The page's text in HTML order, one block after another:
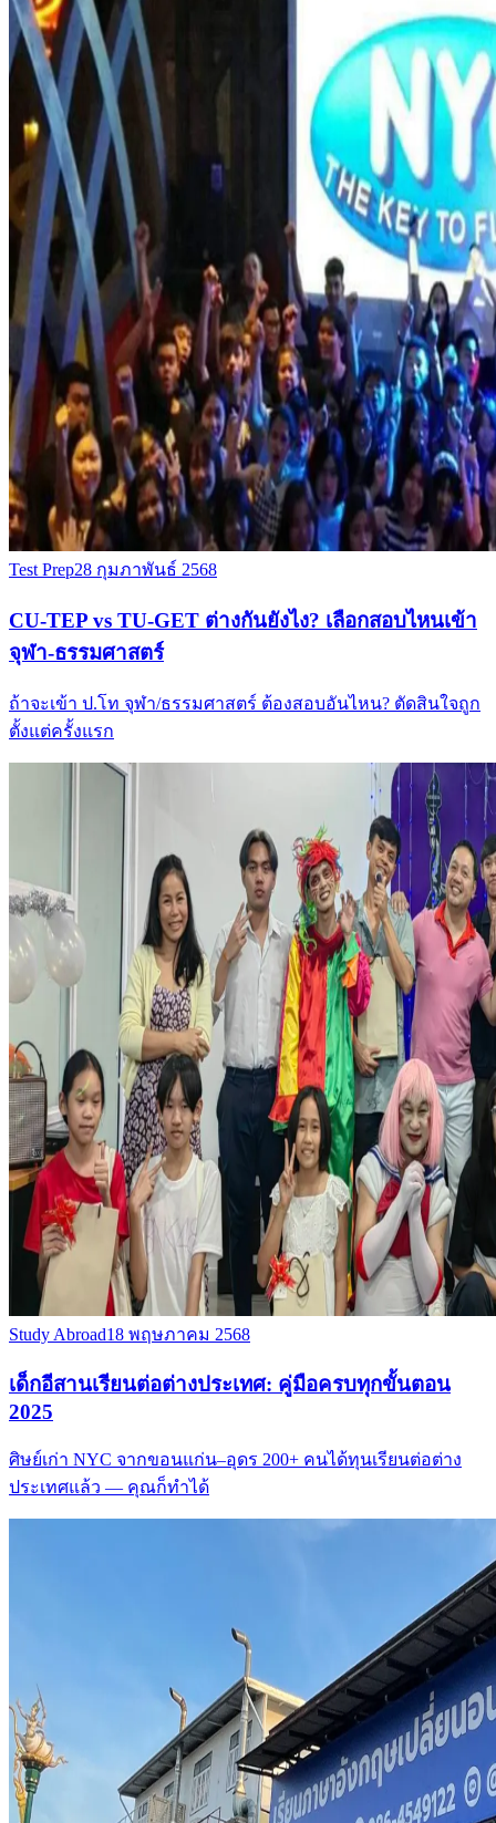
Test Prep28 กุมภาพันธ์ 2568
CU-TEP vs TU-GET ต่างกันยังไง? เลือกสอบไหนเข้า
จุฬา-ธรรมศาสตร์
ถ้าจะเข้า ป.โท จุฬา/ธรรมศาสตร์ ต้องสอบอันไหน? ตัดสินใจถูก
ตั้งแต่ครั้งแรก
Study Abroad18 พฤษภาคม 2568
เด็กอีสานเรียนต่อต่างประเทศ: คู่มือครบทุกขั้นตอน
2025
ศิษย์เก่า NYC จากขอนแก่น–อุดร 200+ คนได้ทุนเรียนต่อต่าง
ประเทศแล้ว — คุณก็ทำได้